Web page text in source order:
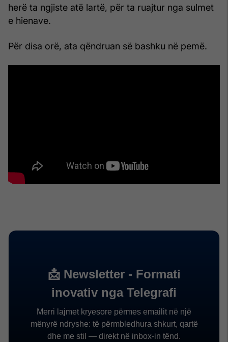
herë ta ngjiste atë lartë, për ta ruajtur nga sulmet
e hienave.
Për disa orë, ata qëndruan së bashku në pemë.